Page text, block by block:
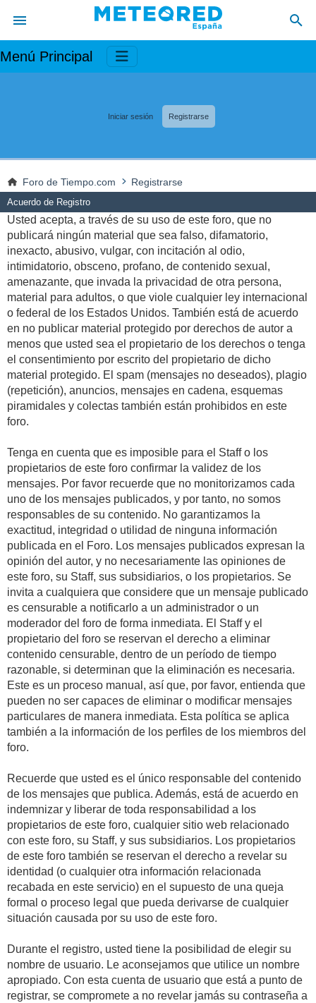
Menú Principal
Iniciar sesión Registrarse
Foro de Tiempo.com Registrarse
Acuerdo de Registro
Usted acepta, a través de su uso de este foro, que no
publicará ningún material que sea falso, difamatorio,
inexacto, abusivo, vulgar, con incitación al odio,
intimidatorio, obsceno, profano, de contenido sexual,
amenazante, que invada la privacidad de otra persona,
material para adultos, o que viole cualquier ley internacional
o federal de los Estados Unidos. También está de acuerdo
en no publicar material protegido por derechos de autor a
menos que usted sea el propietario de los derechos o tenga
el consentimiento por escrito del propietario de dicho
material protegido. El spam (mensajes no deseados), plagio
(repetición), anuncios, mensajes en cadena, esquemas
piramidales y colectas también están prohibidos en este
foro.
Tenga en cuenta que es imposible para el Staff o los
propietarios de este foro confirmar la validez de los
mensajes. Por favor recuerde que no monitorizamos cada
uno de los mensajes publicados, y por tanto, no somos
responsables de su contenido. No garantizamos la
exactitud, integridad o utilidad de ninguna información
publicada en el Foro. Los mensajes publicados expresan la
opinión del autor, y no necesariamente las opiniones de
este foro, su Staff, sus subsidiarios, o los propietarios. Se
invita a cualquiera que considere que un mensaje publicado
es censurable a notificarlo a un administrador o un
moderador del foro de forma inmediata. El Staff y el
propietario del foro se reservan el derecho a eliminar
contenido censurable, dentro de un período de tiempo
razonable, si determinan que la eliminación es necesaria.
Este es un proceso manual, así que, por favor, entienda que
pueden no ser capaces de eliminar o modificar mensajes
particulares de manera inmediata. Esta política se aplica
también a la información de los perfiles de los miembros del
foro.
Recuerde que usted es el único responsable del contenido
de los mensajes que publica. Además, está de acuerdo en
indemnizar y liberar de toda responsabilidad a los
propietarios de este foro, cualquier sitio web relacionado
con este foro, su Staff, y sus subsidiarios. Los propietarios
de este foro también se reservan el derecho a revelar su
identidad (o cualquier otra información relacionada
recabada en este servicio) en el supuesto de una queja
formal o proceso legal que pueda derivarse de cualquier
situación causada por su uso de este foro.
Durante el registro, usted tiene la posibilidad de elegir su
nombre de usuario. Le aconsejamos que utilice un nombre
apropiado. Con esta cuenta de usuario que está a punto de
registrar, se compromete a no revelar jamás su contraseña a